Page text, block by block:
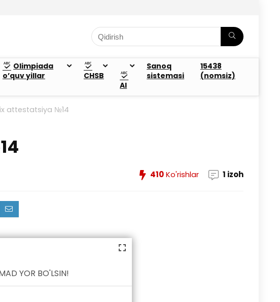
Olimpiada
o’quv yillar
CHSB
AI
Sanoq
sistemasi
15438
(nomsiz)
attestatsiya №14
410Ko'rishlar 1 izoh
YOR BO'LSIN!